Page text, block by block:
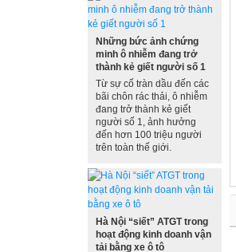
Những bức ảnh chứng
minh ô nhiễm đang trở
thành kẻ giết người số 1
Từ sự cố tràn dầu đến các
bãi chôn rác thải, ô nhiễm
đang trở thành kẻ giết
người số 1, ảnh hưởng
đến hơn 100 triệu người
trên toàn thế giới.
Hà Nội “siết” ATGT trong
hoạt động kinh doanh vận
tải bằng xe ô tô